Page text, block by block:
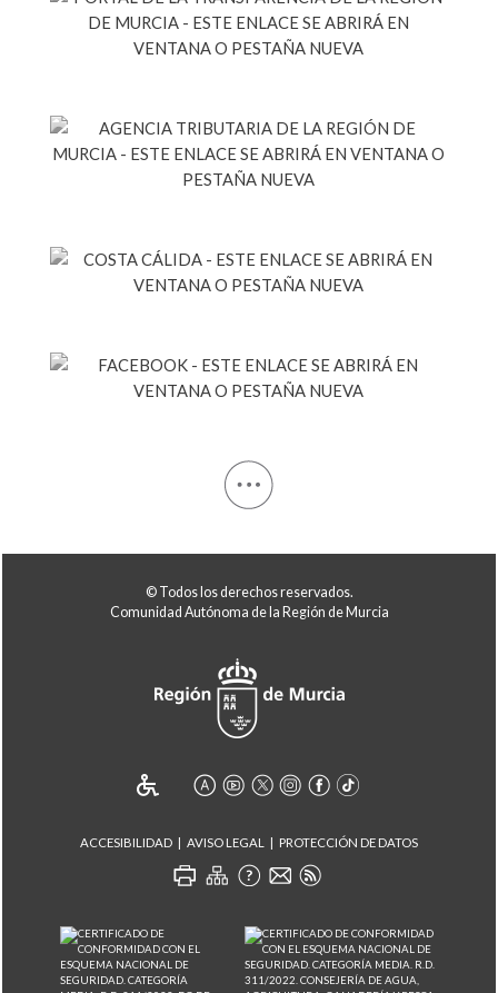
© Todos los derechos reservados.
Comunidad Autónoma de la Región de Murcia
ACCESIBILIDAD AVISO LEGAL PROTECCIÓN DE DATOS